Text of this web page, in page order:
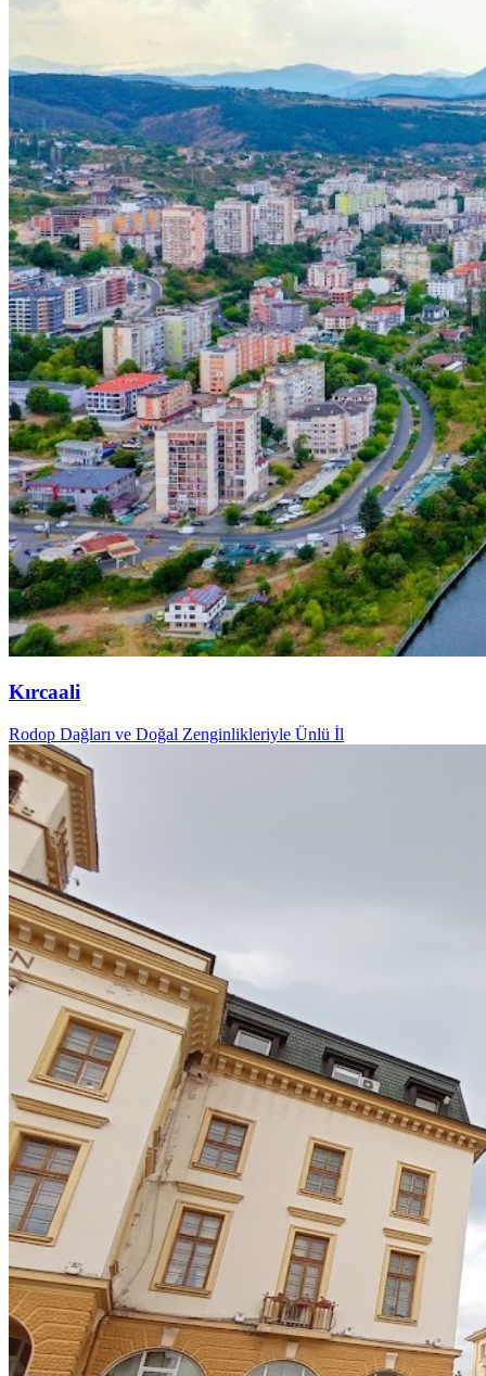
Kırcaali
Rodop Dağları ve Doğal Zenginlikleriyle Ünlü İl